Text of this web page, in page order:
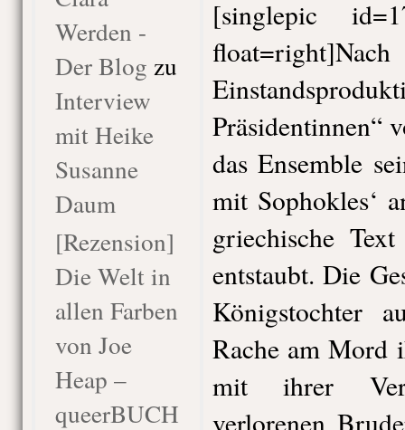
Werden -
Der Blog zu
Interview
mit Heike
Susanne
Daum
[Rezension]
Die Welt in
allen Farben
von Joe
Heap –
queerBUCH
[singlepic
Präsidentinnen“
das Ensemble
mit Sophokles‘
griechische
entstaubt. Die
Königstochter
Rache am Mord
mit ihrer
verlorenen